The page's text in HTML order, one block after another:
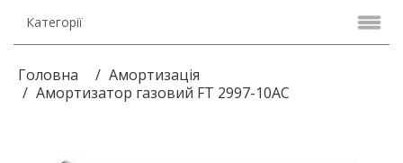
Категорії
Головна
Амортизація
Амортизатор газовий FT 2997-10AC